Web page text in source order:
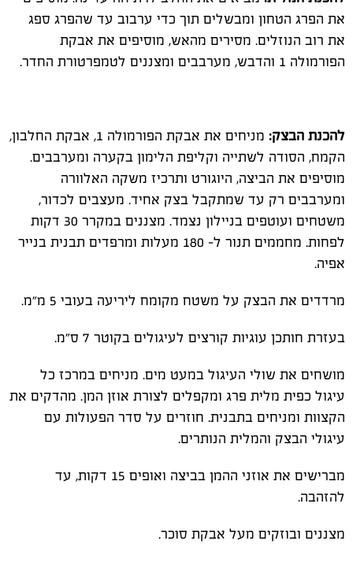
את הפרג הטחון ומבשלים תוך כדי ערבוב עד שהפרג ספג
את רוב הנוזלים. מסירים מהאש, מוסיפים את אבקת
הפורמולה 1 והדבש, מערבבים ומצננים לטמפרטורת החדר.
להכנת הבצק:
מניחים את אבקת הפורמולה 1, אבקת החלבון,
הקמח, הסודה לשתייה וקליפת הלימון בקערה ומערבבים.
מוסיפים את הביצה, היוגורט ותרכיז משקה האלוורה
ומערבבים רק עד שמתקבל בצק אחיד. מעצבים לכדור,
משטחים ועוטפים בניילון נצמד. מצננים במקרר 30 דקות
לפחות. מחממים תנור ל- 180 מעלות ומרפדים תבנית בנייר
אפיה.
מרדדים את הבצק על משטח מקומח ליריעה בעובי 5 מ״מ.
בעזרת חותכן עוגיות קורצים לעיגולים בקוטר 7 ס״מ.
מושחים את שולי העיגול במעט מים. מניחים במרכז כל
עיגול כפית מלית פרג ומקפלים לצורת אוזן המן. מהדקים את
הקצוות ומניחים בתבנית. חוזרים על סדר הפעולות עם
עיגולי הבצק והמלית הנותרים.
מברישים את אוזני ההמן בביצה ואופים 15 דקות, עד
להזהבה.
מצננים ובוזקים מעל אבקת סוכר.